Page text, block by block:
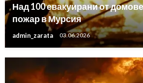
Над 100 евакуирани от
пожар в Мурсия
admin_zarata 03.06.2026